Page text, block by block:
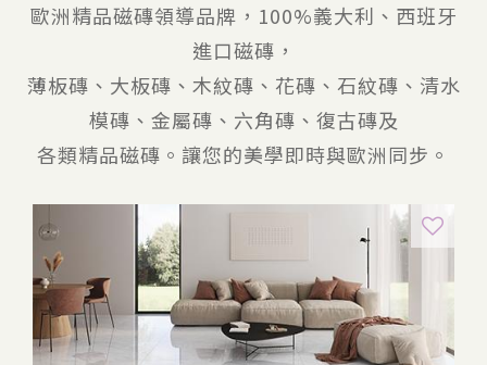
歐洲精品磁磚領導品牌，100%義大利、西班牙
進口磁磚，
薄板磚、大板磚、木紋磚、花磚、石紋磚、清水
模磚、金屬磚、六角磚、復古磚及
各類精品磁磚。讓您的美學即時與歐洲同步。